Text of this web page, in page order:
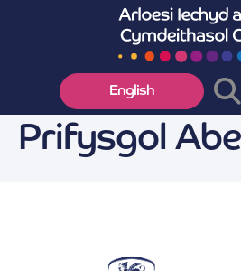
English
Prifysgol